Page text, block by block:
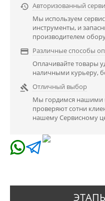
 Авторизованный
Мы используем
инструменты, и
производителем
 Различные способы
Оплачивайте товары
наличными курьеру,
 Отличный выбор
Мы гордимся нашими
проверяют сотни
нашему Сервисному